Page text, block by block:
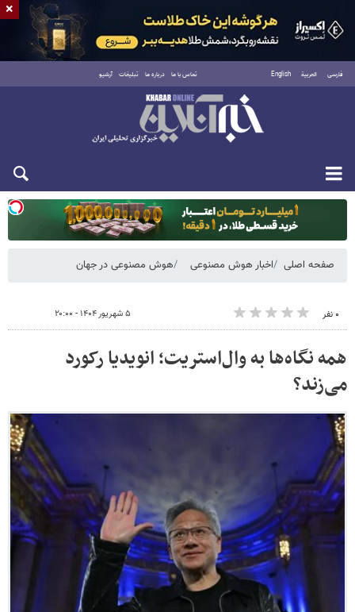
فارسی العربية English تماس با ما درباره ما تبلیغات آرشیو
یکشنبه ۱۸ مرداد ۱۴۰۵
صفحه اصلی اخبار هوش مصنوعی هوش مصنوعی در جهان
۰ نفر ۵ شهریور ۱۴۰۴ - ۲۰:۰۰
همه نگاه‌ها به وال‌استریت؛ انویدیا رکورد
می‌زند؟
×